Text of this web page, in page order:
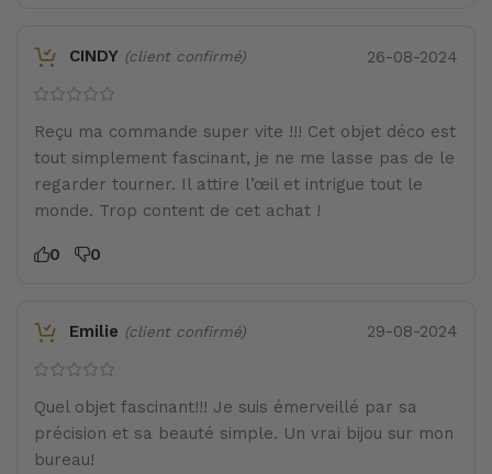
CINDY (client confirmé) 26-08-2024
Reçu ma commande super vite !!! Cet objet déco est
tout simplement fascinant, je ne me lasse pas de le
regarder tourner. Il attire l’œil et intrigue tout le
monde. Trop content de cet achat !
0 0
Emilie (client confirmé) 29-08-2024
Quel objet fascinant!!! Je suis émerveillé par sa
précision et sa beauté simple. Un vrai bijou sur mon
bureau!